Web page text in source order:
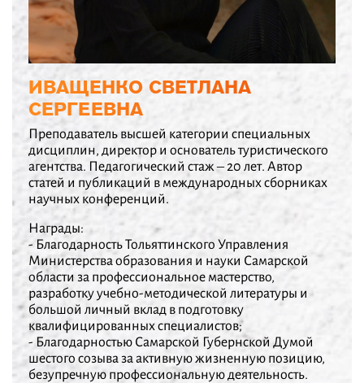
ИВАЩЕНКО СВЕТЛАНА
СЕРГЕЕВНА
Преподаватель высшей категории специальных
дисциплин, директор и основатель туристического
агентства. Педагогический стаж – 20 лет. Автор
статей и публикаций в международных сборниках
научных конференций.
Награды:
- Благодарность Тольяттинского Управления
Министерства образования и науки Самарской
области за профессиональное мастерство,
разработку учебно-методической литературы и
большой личный вклад в подготовку
квалифицированных специалистов;
- Благодарностью Самарской Губернской Думой
шестого созыва за активную жизненную позицию,
безупречную профессиональную деятельность.